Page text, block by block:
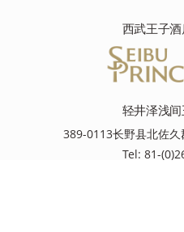
西武王子
轻井泽浅
389-0113长野县北佐
Tel: 81-